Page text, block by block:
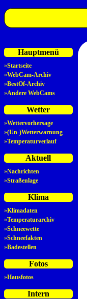
Hauptmenü
»Startseite
»WebCam-Archiv
»BestOf-Archiv
»Andere WebCams
Wetter
»Wettervorhersage
»(Un-)Wetterwarnung
»Temperaturverlauf
Aktuell
»Nachrichten
»Straßenlage
Klima
»Klimadaten
»Temperaturarchiv
»Schneewette
»Schneefakten
»Badestellen
Fotos
»Hausfotos
Intern